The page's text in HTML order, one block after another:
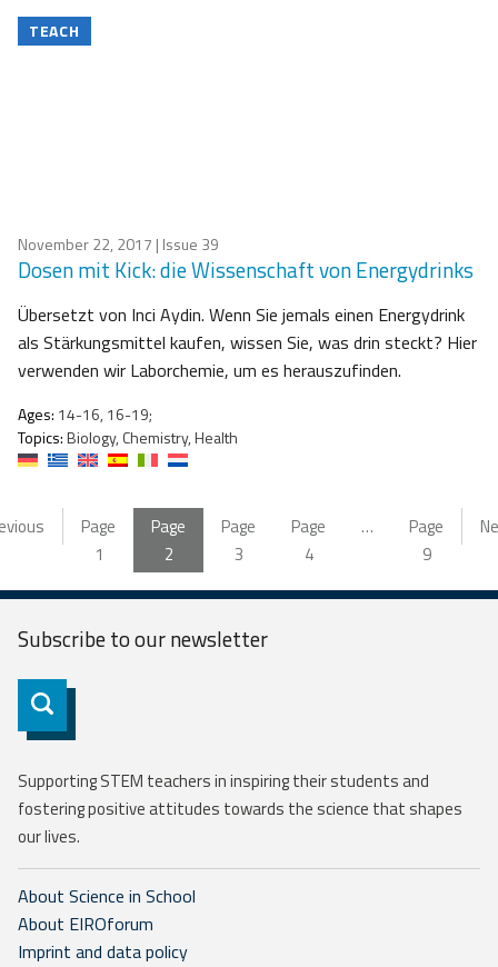
TEACH
November 22, 2017 | Issue 39
Dosen mit Kick: die Wissenschaft von Energydrinks
Übersetzt von Inci Aydin. Wenn Sie jemals einen Energydrink
als Stärkungsmittel kaufen, wissen Sie, was drin steckt? Hier
verwenden wir Laborchemie, um es herauszufinden.
Ages: 14-16, 16-19;
Topics:Biology, Chemistry, Health
Page
1
Page
2
Page
3
Page
4
…
Page
9
Subscribe to ournewsletter
Subscribe
Supporting STEM teachers in inspiring their students and
fostering positive attitudes towards the science that shapes
our lives.
About Science in School
About EIROforum
Imprint and data policy